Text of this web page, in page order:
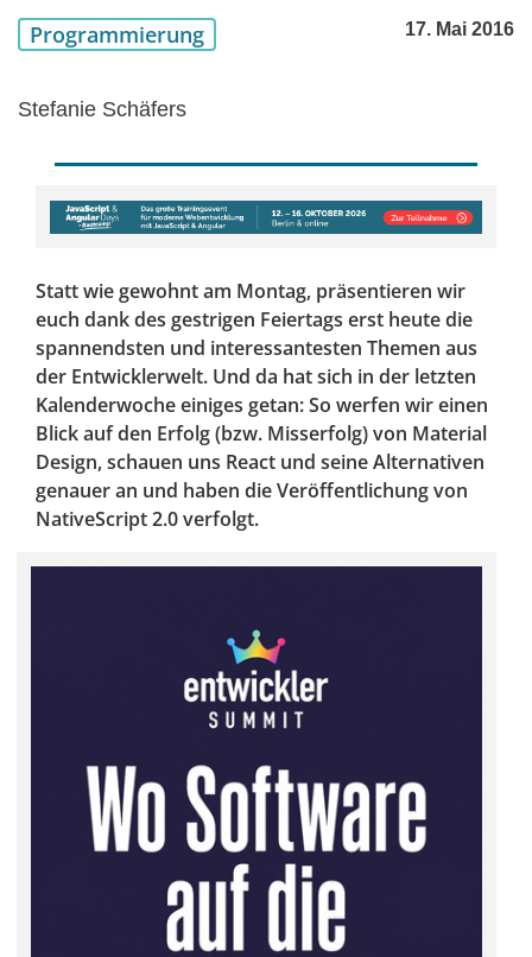
Programmierung 17. Mai 2016
Stefanie Schäfers
Statt wie gewohnt am Montag, präsentieren wir
euch dank des gestrigen Feiertags erst heute die
spannendsten und interessantesten Themen aus
der Entwicklerwelt. Und da hat sich in der letzten
Kalenderwoche einiges getan: So werfen wir einen
Blick auf den Erfolg (bzw. Misserfolg) von Material
Design, schauen uns React und seine Alternativen
genauer an und haben die Veröffentlichung von
NativeScript 2.0 verfolgt.